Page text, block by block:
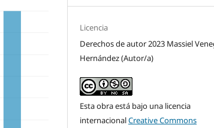
Licencia
Derechos de autor 2023 Massiel
Hernández (Autor/a)
Esta obra está bajo una licencia
internacionalCreative Commons